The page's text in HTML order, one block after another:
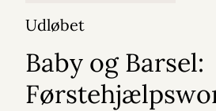
Udløbet
Baby og Barsel: